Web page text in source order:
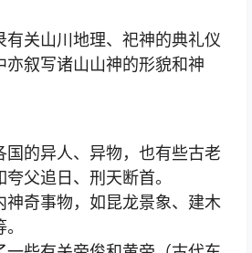
有关山川地理、祀神的典礼仪
亦叙写诸山山神的形貌和神
国的异人、异物，也有些古老
父追日、刑天断首。
神奇事物，如昆龙景象、建木